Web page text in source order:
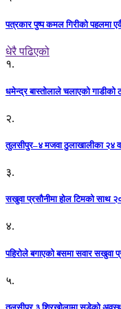
पत्रकार पुष्प कमल गिरीको पहलमा
धेरै पढिएको
१.
धमेन्द्र बास्तोलाले चलाएको गाडीको
२.
तुलसीपुर–४ मजवा ठुलाखालीका २४
३.
सखुवा प्रसौनीमा होल टिमको साथ
४.
पहिराेले बगाएकाे बसमा सवार सखुवा
५.